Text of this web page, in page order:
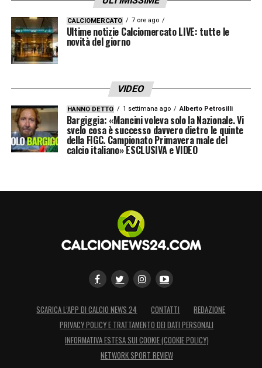
CALCIOMERCATO 7 ore ago
Ultime notizie Calciomercato LIVE: tutte le
novità del giorno
VIDEO
HANNO DETTO 1 settimana ago Alberto Petrosilli
Bargiggia: «Mancini voleva solo la Nazionale. Vi
svelo cosa è successo davvero dietro le quinte
della FIGC. Campionato Primavera male del
calcio italiano» ESCLUSIVA e VIDEO
SCARICA L’APP DI CALCIO NEWS 24 CONTATTI
REDAZIONE
PRIVACY POLICY E TRATTAMENTO DEI DATI PERSONALI
INFORMATIVA ESTESA SUI COOKIE (COOKIE POLICY)
NETWORK SPORT REVIEW